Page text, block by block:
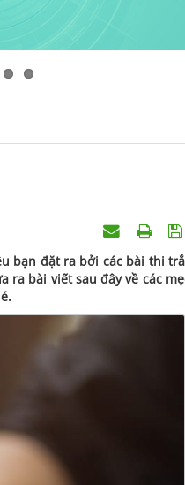
bạn đặt ra bởi các bài thi
ra bài viết sau đây về các